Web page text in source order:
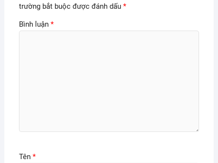
trường bắt buộc được đánh dấu *
Bình luận *
Tên *